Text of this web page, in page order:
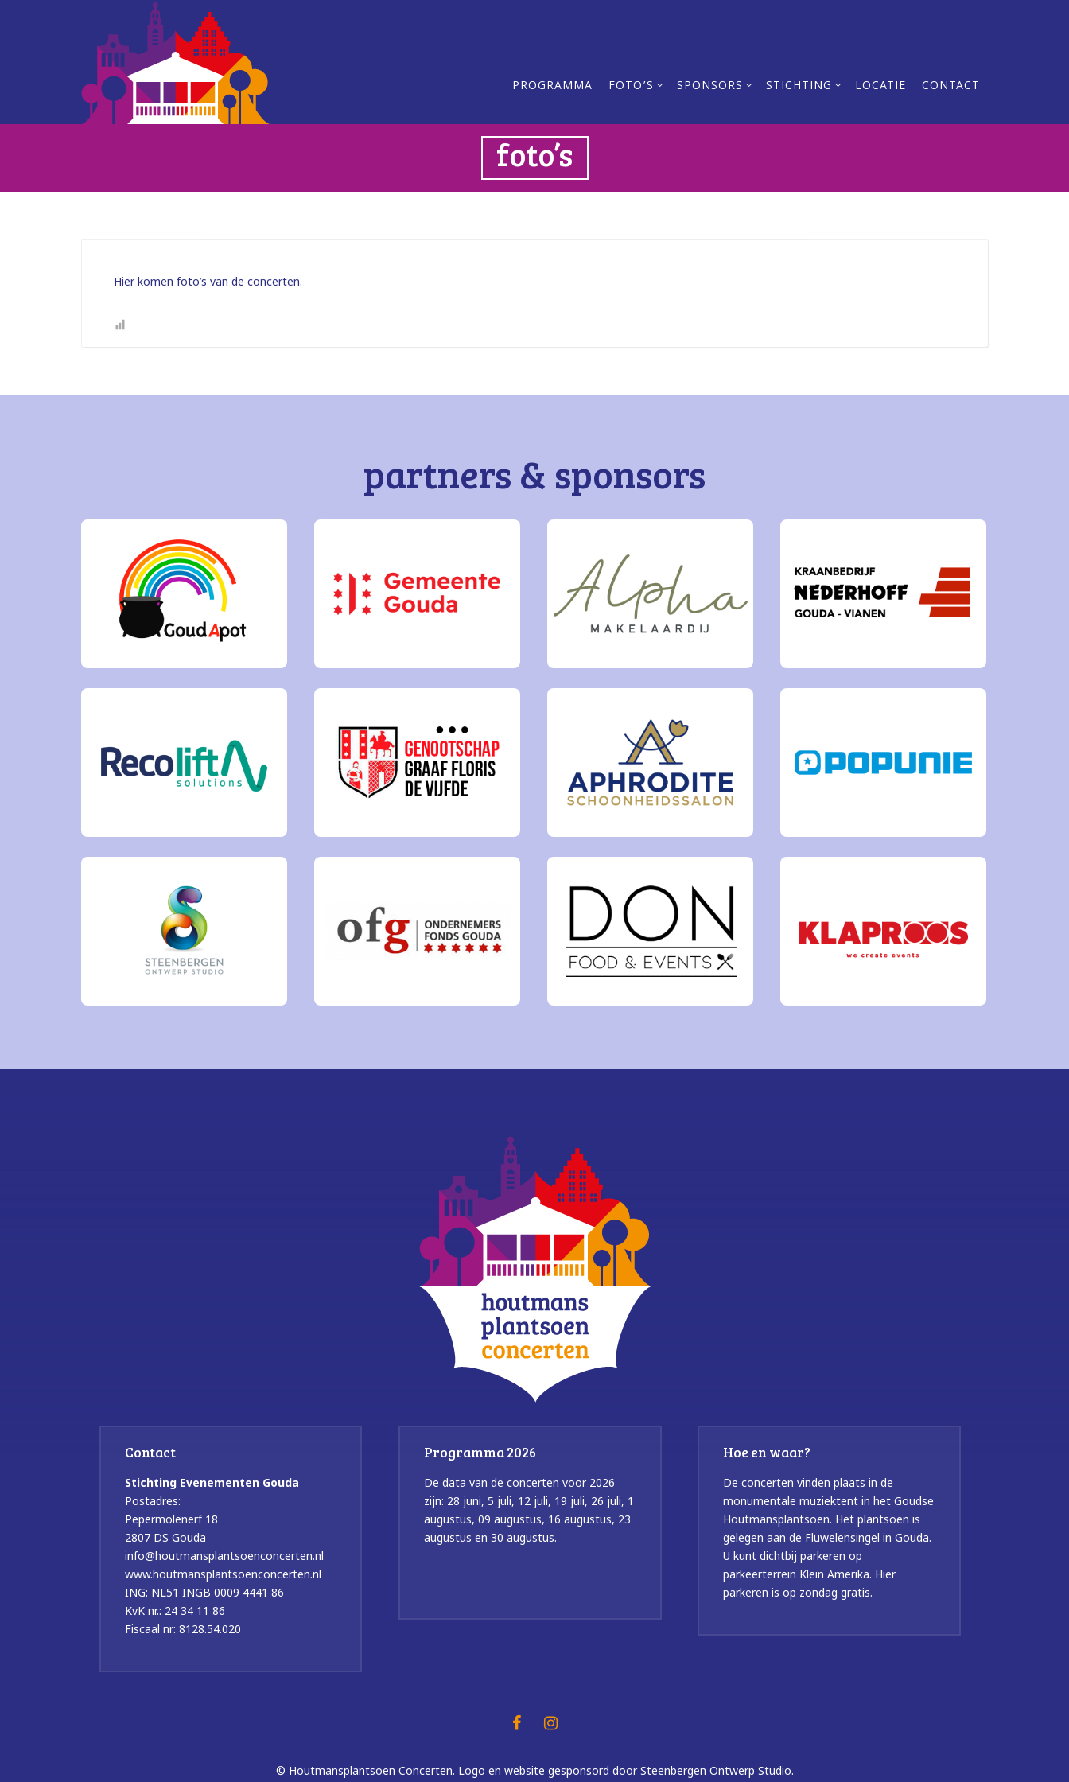
PROGRAMMA FOTO’S SPONSORS STICHTING LOCATIE CONTACT
foto’s
Hier komen foto’s van de concerten.
partners & sponsors
Contact
Stichting Evenementen Gouda
Postadres:
Pepermolenerf 18
2807 DS Gouda
info@houtmansplantsoenconcerten.nl
www.houtmansplantsoenconcerten.nl
ING: NL51 INGB 0009 4441 86
KvK nr.: 24 34 11 86
Fiscaal nr: 8128.54.020
Programma 2026
De data van de concerten voor 2026
zijn: 28 juni, 5 juli, 12 juli, 19 juli, 26 juli, 1
augustus, 09 augustus, 16 augustus, 23
augustus en 30 augustus.
Hoe en waar?
De concerten vinden plaats in de
monumentale muziektent in het Goudse
Houtmansplantsoen. Het plantsoen is
gelegen aan de Fluwelensingel in Gouda.
U kunt dichtbij parkeren op
parkeerterrein Klein Amerika. Hier
parkeren is op zondag gratis.
© Houtmansplantsoen Concerten. Logo en website gesponsord door Steenbergen Ontwerp Studio.